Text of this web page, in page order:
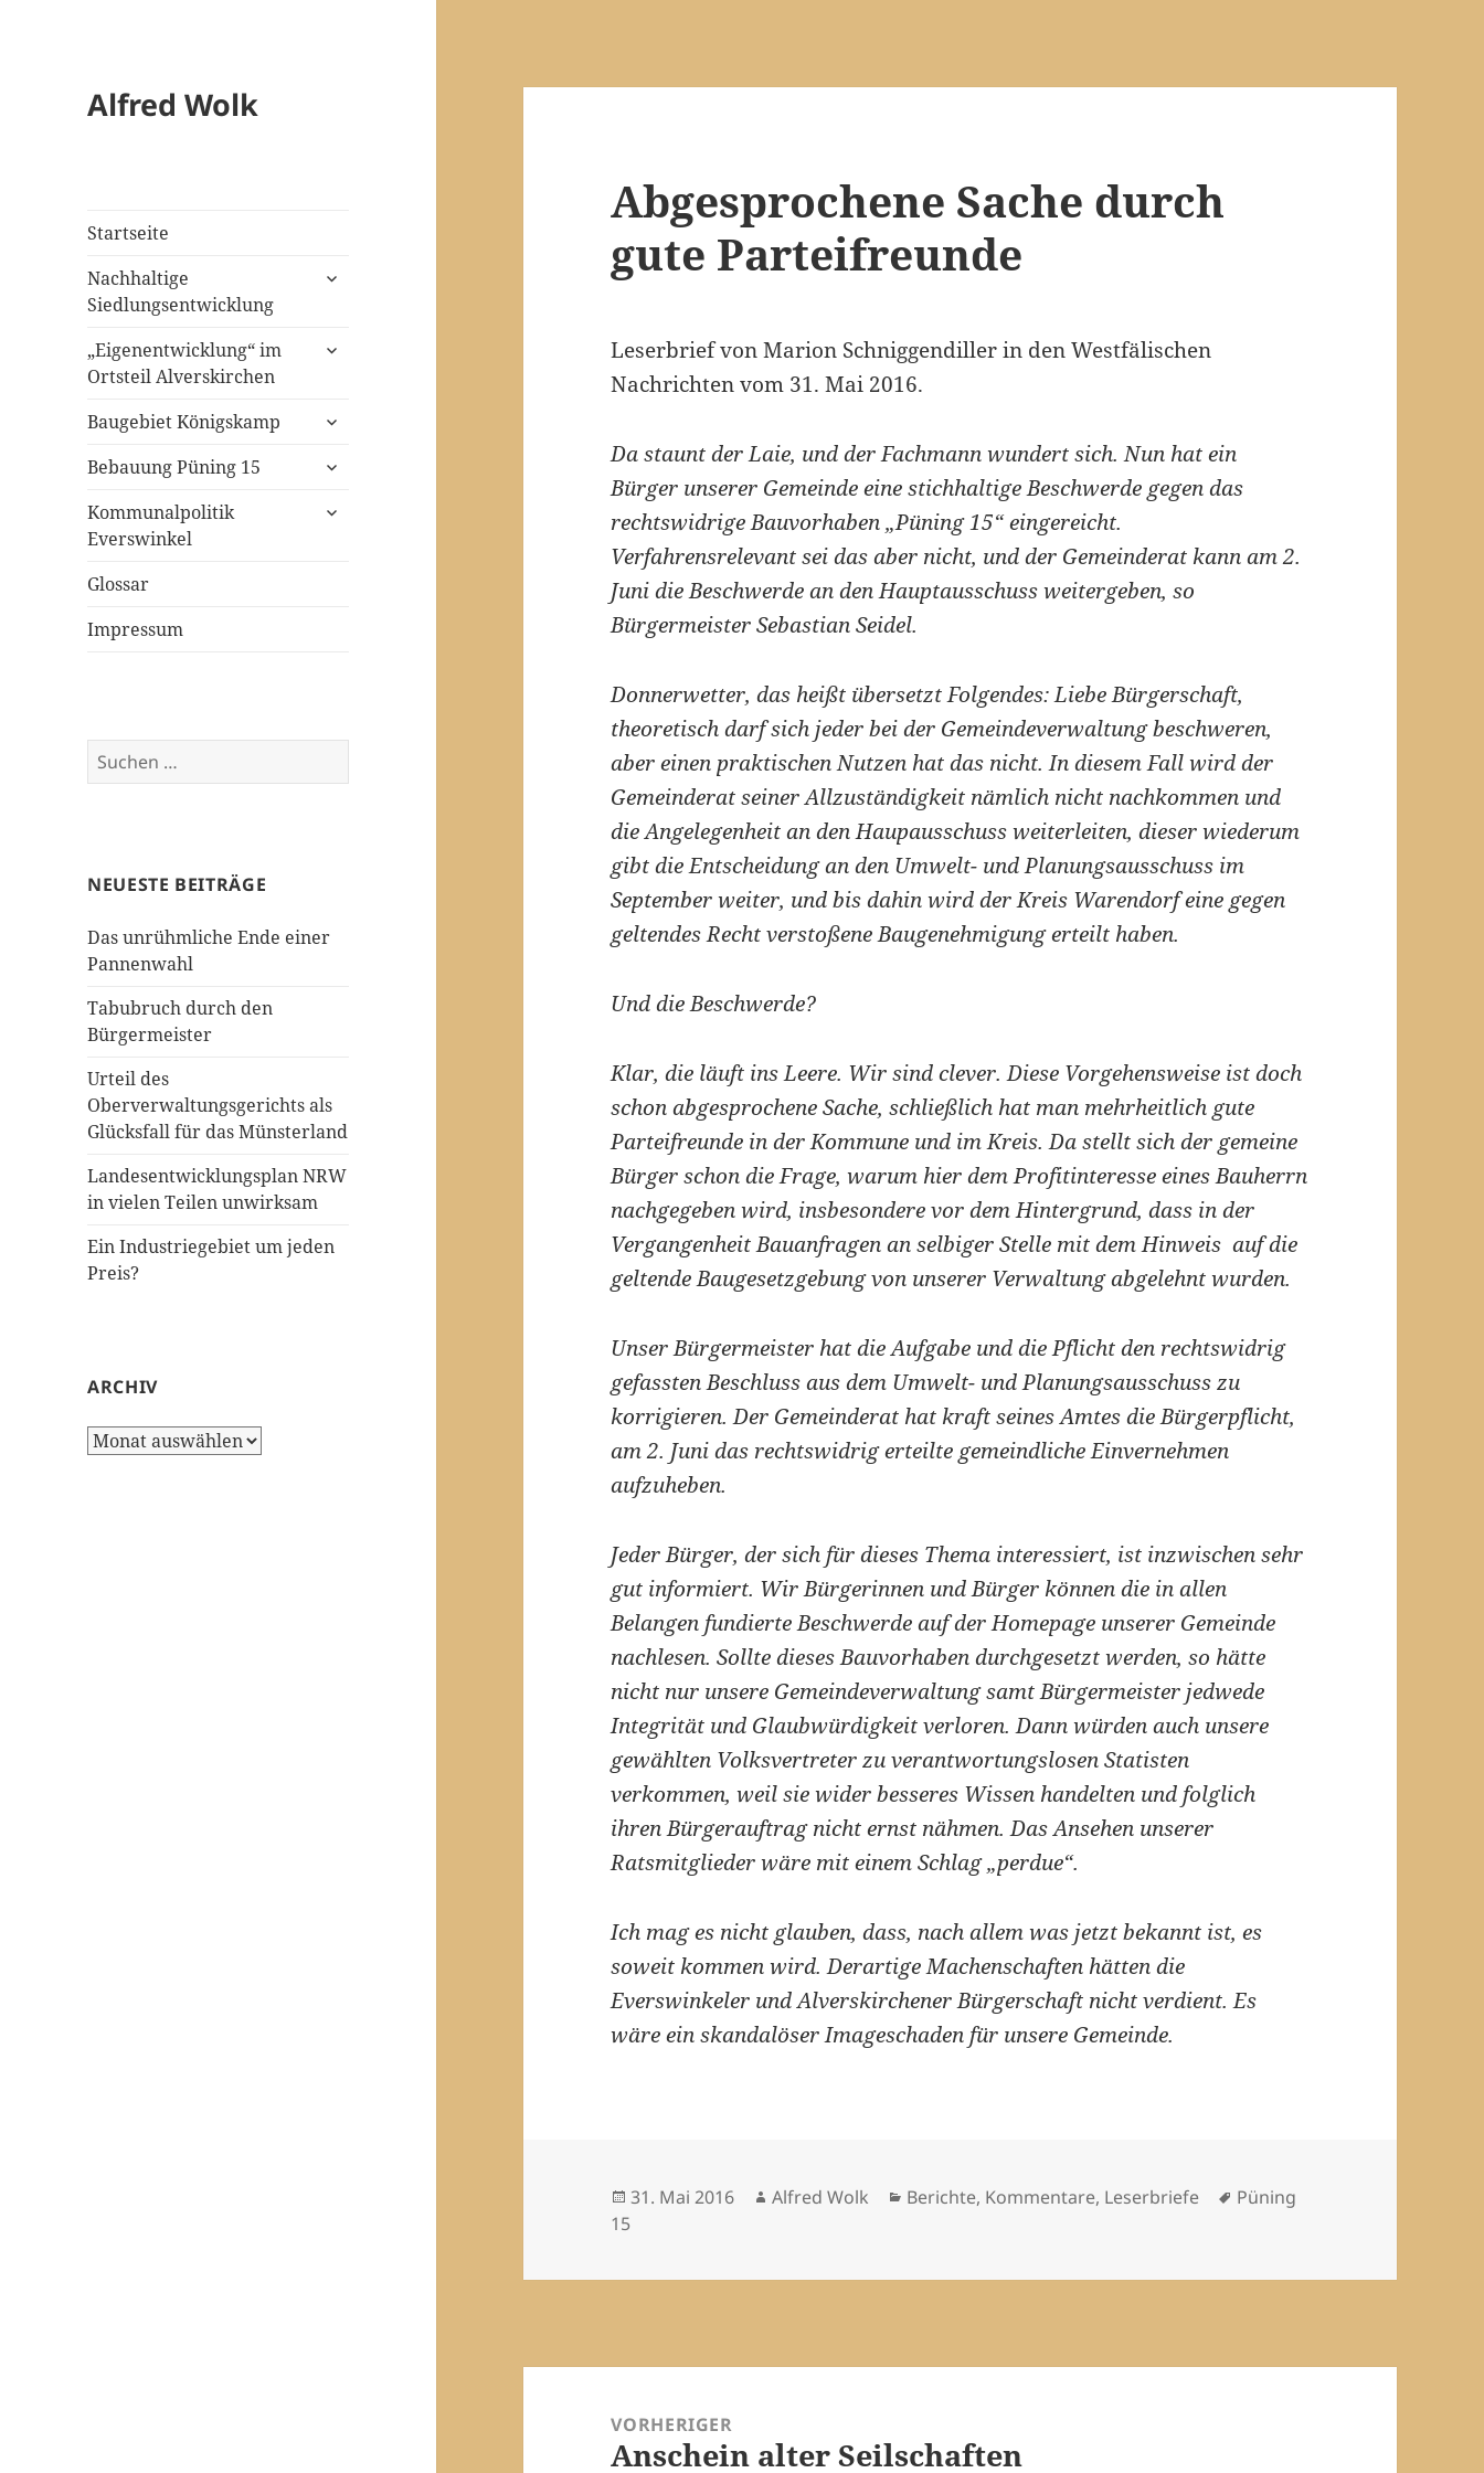
Alfred Wolk
Startseite
Nachhaltige
Siedlungsentwicklung
untermenü
„Eigenentwicklung“ im
Ortsteil Alverskirchen
untermenü
Baugebiet Königskamp
untermenü
Bebauung Püning 15
untermenü
Kommunalpolitik
Everswinkel
untermenü
Glossar
Impressum
Suchen
nach:
NEUESTE BEITRÄGE
Das unrühmliche Ende einer
Pannenwahl
Tabubruch durch den
Bürgermeister
Urteil des
Oberverwaltungsgerichts als
Glücksfall für das Münsterland
Landesentwicklungsplan NRW
in vielen Teilen unwirksam
Ein Industriegebiet um jeden
Preis?
ARCHIV
Archiv
Abgesprochene Sache durch
gute Parteifreunde
Leserbrief von Marion Schniggendiller in den Westfälischen
Nachrichten vom 31. Mai 2016.
Da staunt der Laie, und der Fachmann wundert sich. Nun hat ein
Bürger unserer Gemeinde eine stichhaltige Beschwerde gegen das
rechtswidrige Bauvorhaben „Püning 15“ eingereicht.
Verfahrensrelevant sei das aber nicht, und der Gemeinderat kann am 2.
Juni die Beschwerde an den Hauptausschuss weitergeben, so
Bürgermeister Sebastian Seidel.
Donnerwetter, das heißt übersetzt Folgendes: Liebe Bürgerschaft,
theoretisch darf sich jeder bei der Gemeindeverwaltung beschweren,
aber einen praktischen Nutzen hat das nicht. In diesem Fall wird der
Gemeinderat seiner Allzuständigkeit nämlich nicht nachkommen und
die Angelegenheit an den Haupausschuss weiterleiten, dieser wiederum
gibt die Entscheidung an den Umwelt- und Planungsausschuss im
September weiter, und bis dahin wird der Kreis Warendorf eine gegen
geltendes Recht verstoßene Baugenehmigung erteilt haben.
Und die Beschwerde?
Klar, die läuft ins Leere. Wir sind clever. Diese Vorgehensweise ist doch
schon abgesprochene Sache, schließlich hat man mehrheitlich gute
Parteifreunde in der Kommune und im Kreis. Da stellt sich der gemeine
Bürger schon die Frage, warum hier dem Profitinteresse eines Bauherrn
nachgegeben wird, insbesondere vor dem Hintergrund, dass in der
Vergangenheit Bauanfragen an selbiger Stelle mit dem Hinweis auf die
geltende Baugesetzgebung von unserer Verwaltung abgelehnt wurden.
Unser Bürgermeister hat die Aufgabe und die Pflicht den rechtswidrig
gefassten Beschluss aus dem Umwelt- und Planungsausschuss zu
korrigieren. Der Gemeinderat hat kraft seines Amtes die Bürgerpflicht,
am 2. Juni das rechtswidrig erteilte gemeindliche Einvernehmen
aufzuheben.
Jeder Bürger, der sich für dieses Thema interessiert, ist inzwischen sehr
gut informiert. Wir Bürgerinnen und Bürger können die in allen
Belangen fundierte Beschwerde auf der Homepage unserer Gemeinde
nachlesen. Sollte dieses Bauvorhaben durchgesetzt werden, so hätte
nicht nur unsere Gemeindeverwaltung samt Bürgermeister jedwede
Integrität und Glaubwürdigkeit verloren. Dann würden auch unsere
gewählten Volksvertreter zu verantwortungslosen Statisten
verkommen, weil sie wider besseres Wissen handelten und folglich
ihren Bürgerauftrag nicht ernst nähmen. Das Ansehen unserer
Ratsmitglieder wäre mit einem Schlag „perdue“.
Ich mag es nicht glauben, dass, nach allem was jetzt bekannt ist, es
soweit kommen wird. Derartige Machenschaften hätten die
Everswinkeler und Alverskirchener Bürgerschaft nicht verdient. Es
wäre ein skandalöser Imageschaden für unsere Gemeinde.
Veröffentlicht
am
31. Mai 2016 Autor
Alfred Wolk Kategorien
Berichte, Kommentare, Leserbriefe Schlagwörter
Püning
15
VORHERIGER
Vorheriger
Anschein alter Seilschaften